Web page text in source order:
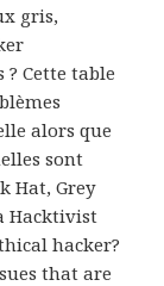
gris,
Cette table
alors que
sont
Hat, Grey
Hacktivist
hacker?
that are